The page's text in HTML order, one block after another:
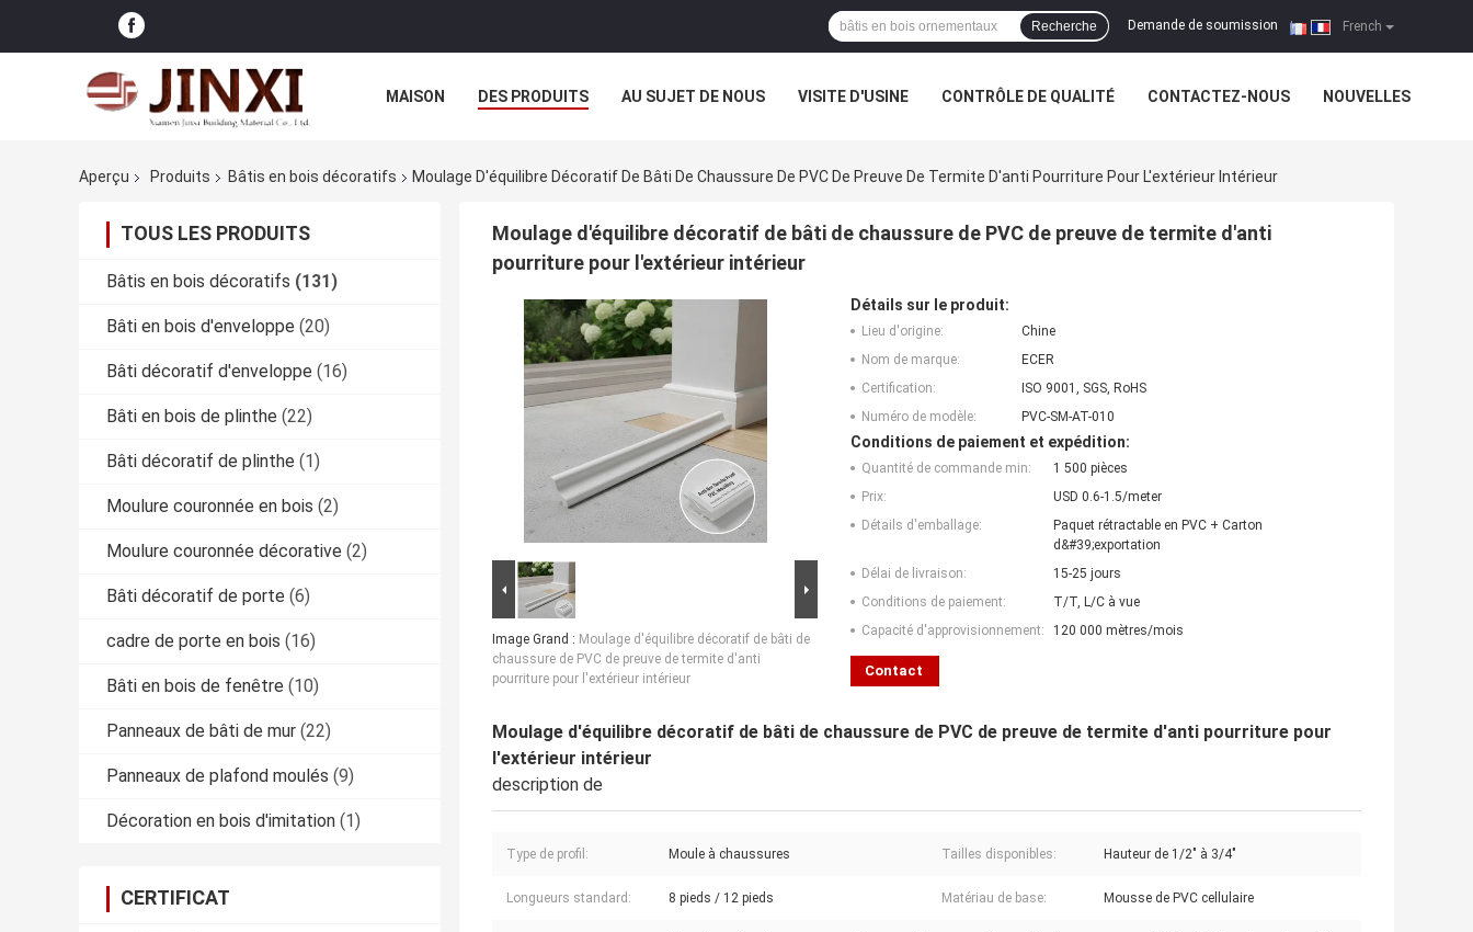
French
Demande de soumission |
Recherche
MAISON DES PRODUITS AU SUJET DE NOUS VISITE D'USINE CONTRÔLE DE QUALITÉ CONTACTEZ-NOUS NOUVELLES
Aperçu
Produits Bâtis en bois décoratifs Moulage D'équilibre Décoratif De Bâti De Chaussure De PVC De Preuve De Termite D'anti Pourriture Pour L'extérieur Intérieur
TOUS LES PRODUITS
Bâtis en bois décoratifs (131)
Bâti en bois d'enveloppe (20)
Bâti décoratif d'enveloppe (16)
Bâti en bois de plinthe (22)
Bâti décoratif de plinthe (1)
Moulure couronnée en bois (2)
Moulure couronnée décorative (2)
Bâti décoratif de porte (6)
cadre de porte en bois (16)
Bâti en bois de fenêtre (10)
Panneaux de bâti de mur (22)
Panneaux de plafond moulés (9)
Décoration en bois d'imitation (1)
CERTIFICAT
Moulage d'équilibre décoratif de bâti de chaussure de PVC de preuve de termite d'anti
pourriture pour l'extérieur intérieur
Image Grand : Moulage d'équilibre décoratif de bâti de
chaussure de PVC de preuve de termite d'anti
pourriture pour l'extérieur intérieur
Détails sur le produit:
Lieu d'origine:
Chine
Nom de marque:
ECER
Certification:
ISO 9001, SGS, RoHS
Numéro de modèle:
PVC-SM-AT-010
Conditions de paiement et expédition:
Quantité de commande min:
1 500 pièces
Prix:
USD 0.6-1.5/meter
Détails d'emballage:
Paquet rétractable en PVC + Carton
d&#39;exportation
Délai de livraison:
15-25 jours
Conditions de paiement:
T/T, L/C à vue
Capacité d'approvisionnement:
120 000 mètres/mois
Contact
Moulage d'équilibre décoratif de bâti de chaussure de PVC de preuve de termite d'anti pourriture pour
l'extérieur intérieur
description de
Type de profil: Moule à chaussures Tailles disponibles: Hauteur de 1/2" à 3/4"
Longueurs standard: 8 pieds / 12 pieds Matériau de base: Mousse de PVC cellulaire